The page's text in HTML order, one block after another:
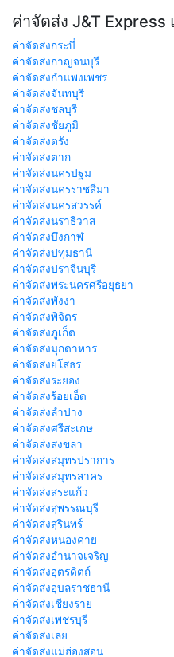
ค่าจัดส่ง J&T Express
ค่าจัดส่งกระบี่
ค่าจัดส่งกาญจนบุรี
ค่าจัดส่งกำแพงเพชร
ค่าจัดส่งจันทบุรี
ค่าจัดส่งชลบุรี
ค่าจัดส่งชัยภูมิ
ค่าจัดส่งตรัง
ค่าจัดส่งตาก
ค่าจัดส่งนครปฐม
ค่าจัดส่งนครราชสีมา
ค่าจัดส่งนครสวรรค์
ค่าจัดส่งนราธิวาส
ค่าจัดส่งบึงกาฬ
ค่าจัดส่งปทุมธานี
ค่าจัดส่งปราจีนบุรี
ค่าจัดส่งพระนครศรีอยุธยา
ค่าจัดส่งพังงา
ค่าจัดส่งพิจิตร
ค่าจัดส่งภูเก็ต
ค่าจัดส่งมุกดาหาร
ค่าจัดส่งยโสธร
ค่าจัดส่งระยอง
ค่าจัดส่งร้อยเอ็ด
ค่าจัดส่งลำปาง
ค่าจัดส่งศรีสะเกษ
ค่าจัดส่งสงขลา
ค่าจัดส่งสมุทรปราการ
ค่าจัดส่งสมุทรสาคร
ค่าจัดส่งสระแก้ว
ค่าจัดส่งสุพรรณบุรี
ค่าจัดส่งสุรินทร์
ค่าจัดส่งหนองคาย
ค่าจัดส่งอำนาจเจริญ
ค่าจัดส่งอุตรดิตถ์
ค่าจัดส่งอุบลราชธานี
ค่าจัดส่งเชียงราย
ค่าจัดส่งเพชรบุรี
ค่าจัดส่งเลย
ค่าจัดส่งแม่ฮ่องสอน